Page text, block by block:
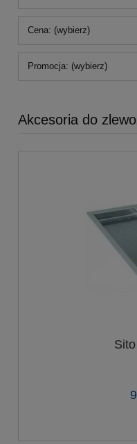
Cena: (wybierz)
Promocja: (wybierz)
Akcesoria do